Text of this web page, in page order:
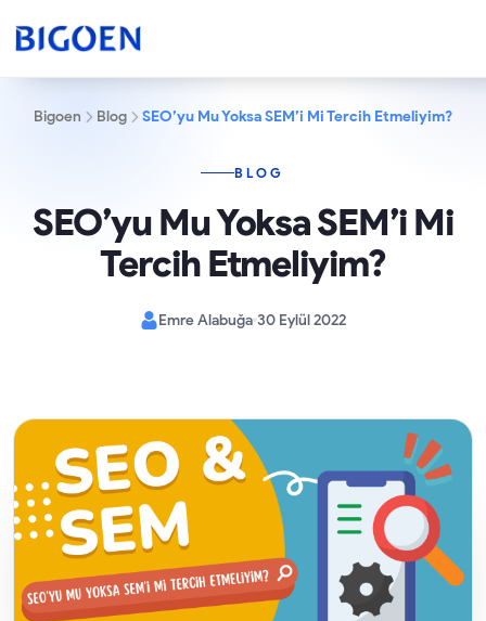
Bigoen Blog SEO’yu Mu Yoksa SEM’i Mi Tercih Etmeliyim?
BLOG
SEO’yu Mu Yoksa SEM’i Mi
Tercih Etmeliyim?
Emre Alabuğa 30 Eylül 2022